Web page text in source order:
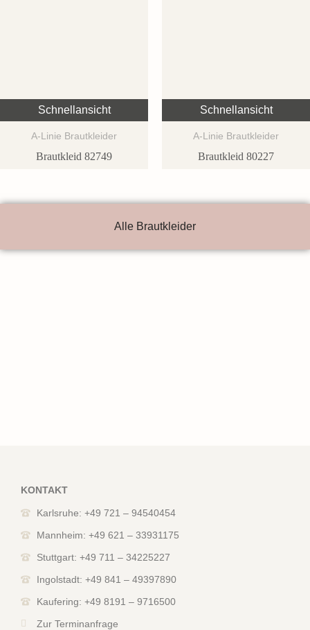
Schnellansicht
A-Linie Brautkleider
Brautkleid 82749
Schnellansicht
A-Linie Brautkleider
Brautkleid 80227
Alle Brautkleider
KONTAKT
Karlsruhe: +49 721 – 94540454
Mannheim: +49 621 – 33931175
Stuttgart: +49 711 – 34225227
Ingolstadt: +49 841 – 49397890
Kaufering: +49 8191 – 9716500
Zur Terminanfrage